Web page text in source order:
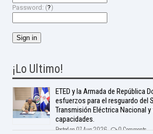
Password: (?)
¡Lo Ultimo!
ETED y la Armada de República
esfuerzos para el resguardo del
Transmisión Eléctrica Nacional
capacidades.
Posted on 07 Aug 2026 - 0 Comments